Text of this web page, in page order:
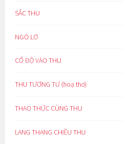
SẮC THU
NGÓ LƠ
CỔ ĐỘ VÀO THU
THU TƯƠNG TƯ (hoạ thơ)
THAO THỨC CÙNG THU
LANG THANG CHIỀU THU